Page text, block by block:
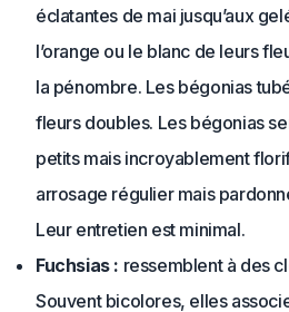
éclatantes de mai jusqu’aux
l’orange ou le blanc de leurs
la pénombre. Les bégonias
fleurs doubles. Les bégonias
petits mais incroyablement
arrosage régulier mais
Leur entretien est minimal.
Fuchsias : ressemblent à des
Souvent bicolores, elles